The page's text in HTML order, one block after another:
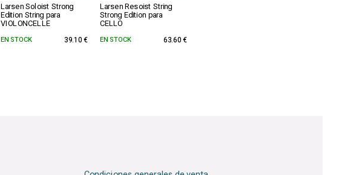
Larsen Soloist Strong
Edition String para
VIOLONCELLE
Larsen Resoist String
Strong Edition para
CELLO
EN STOCK 39.10 € EN STOCK 63.60 €